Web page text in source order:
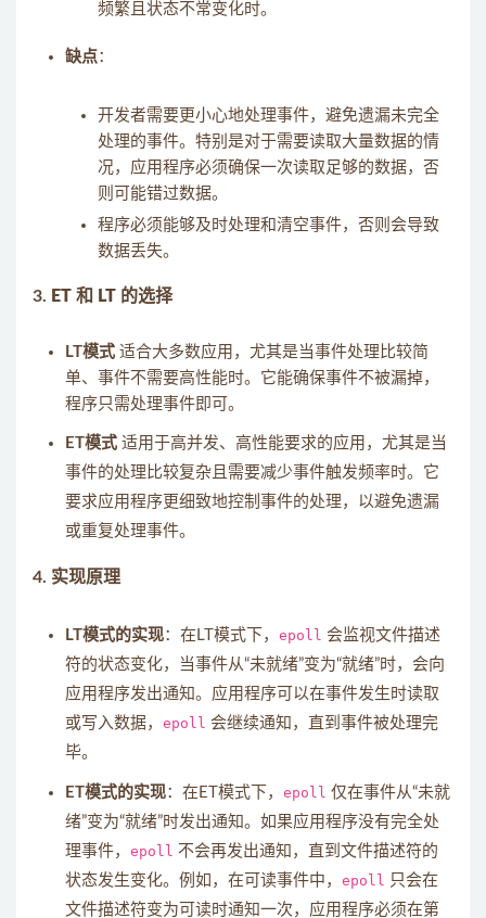
频繁且状态不常变化时。
缺点：
开发者需要更小心地处理事件，避免遗漏未完全
处理的事件。特别是对于需要读取大量数据的情
况，应用程序必须确保一次读取足够的数据，否
则可能错过数据。
程序必须能够及时处理和清空事件，否则会导致
数据丢失。
3. ET 和 LT 的选择
LT模式 适合大多数应用，尤其是当事件处理比较简
单、事件不需要高性能时。它能确保事件不被漏掉，
程序只需处理事件即可。
ET模式 适用于高并发、高性能要求的应用，尤其是当
事件的处理比较复杂且需要减少事件触发频率时。它
要求应用程序更细致地控制事件的处理，以避免遗漏
或重复处理事件。
4. 实现原理
LT模式的实现：在LT模式下， epoll 会监视文件描述
符的状态变化，当事件从“未就绪”变为“就绪”时，会向
应用程序发出通知。应用程序可以在事件发生时读取
或写入数据， epoll 会继续通知，直到事件被处理完
毕。
ET模式的实现：在ET模式下， epoll 仅在事件从“未就
绪”变为“就绪”时发出通知。如果应用程序没有完全处
理事件， epoll 不会再发出通知，直到文件描述符的
状态发生变化。例如，在可读事件中， epoll 只会在
文件描述符变为可读时通知一次，应用程序必须在第